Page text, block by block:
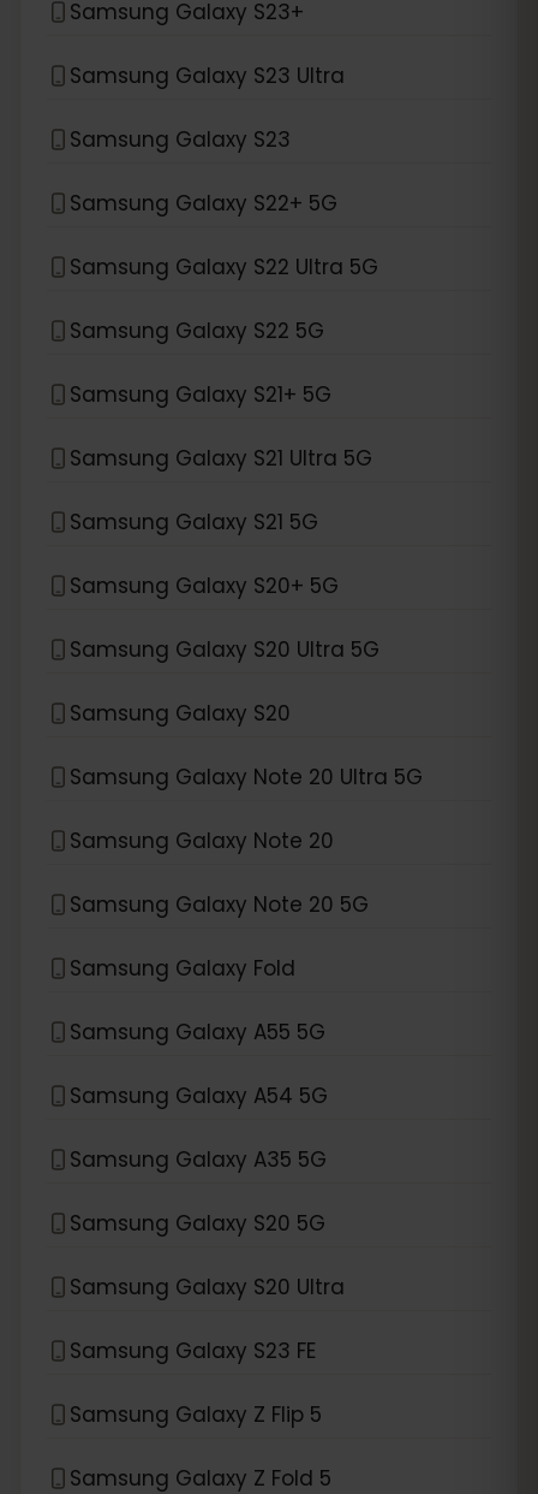
Samsung Galaxy S23+
Samsung Galaxy S23 Ultra
Samsung Galaxy S23
Samsung Galaxy S22+ 5G
Samsung Galaxy S22 Ultra 5G
Samsung Galaxy S22 5G
Samsung Galaxy S21+ 5G
Samsung Galaxy S21 Ultra 5G
Samsung Galaxy S21 5G
Samsung Galaxy S20+ 5G
Samsung Galaxy S20 Ultra 5G
Samsung Galaxy S20
Samsung Galaxy Note 20 Ultra 5G
Samsung Galaxy Note 20
Samsung Galaxy Note 20 5G
Samsung Galaxy Fold
Samsung Galaxy A55 5G
Samsung Galaxy A54 5G
Samsung Galaxy A35 5G
Samsung Galaxy S20 5G
Samsung Galaxy S20 Ultra
Samsung Galaxy S23 FE
Samsung Galaxy Z Flip 5
Samsung Galaxy Z Fold 5